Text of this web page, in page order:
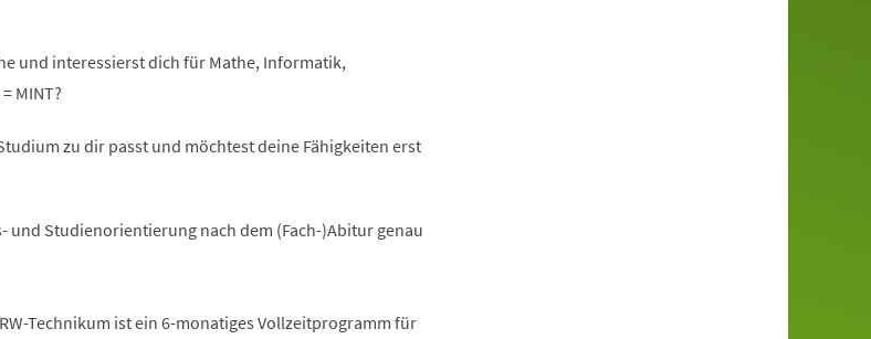
und interessierst dich für Mathe, Informatik,
MINT?
zu dir passt und möchtest deine Fähigkeiten erst
und Studienorientierung nach dem (Fach-)Abitur genau
Technikum ist ein 6-monatiges Vollzeitprogramm für